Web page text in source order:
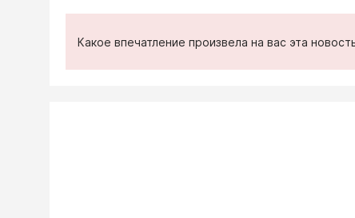
Какое впечатление произвела на вас эта